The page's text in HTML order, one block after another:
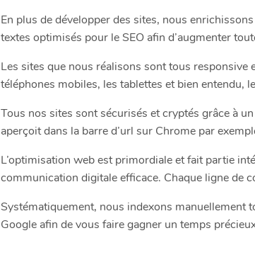
En plus de développer des sites, nous
textes optimisés pour le SEO afin d’augmenter
Les sites que nous réalisons sont tous responsive
téléphones mobiles, les tablettes et bien entendu,
Tous nos sites sont sécurisés et cryptés grâce à
aperçoit dans la barre d’url sur Chrome par
L’optimisation web est primordiale et fait partie
communication digitale efficace. Chaque ligne de
Systématiquement, nous indexons manuellement
Google afin de vous faire gagner un temps